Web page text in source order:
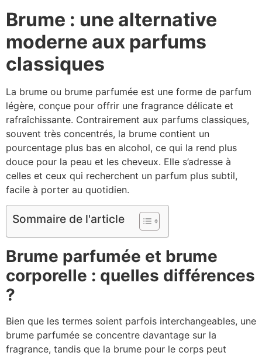
Brume : une alternative
moderne aux parfums
classiques
La brume ou brume parfumée est une forme de parfum
légère, conçue pour offrir une fragrance délicate et
rafraîchissante. Contrairement aux parfums classiques,
souvent très concentrés, la brume contient un
pourcentage plus bas en alcohol, ce qui la rend plus
douce pour la peau et les cheveux. Elle s’adresse à
celles et ceux qui recherchent un parfum plus subtil,
facile à porter au quotidien.
Sommaire de l'article
Brume parfumée et brume
corporelle : quelles différences
?
Bien que les termes soient parfois interchangeables, une
brume parfumée se concentre davantage sur la
fragrance, tandis que la brume pour le corps peut